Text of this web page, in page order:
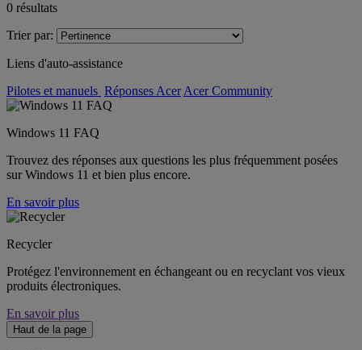
0 résultats
Trier par:
Liens d'auto-assistance
Pilotes et manuels Réponses Acer Acer Community
Windows 11 FAQ
Trouvez des réponses aux questions les plus fréquemment posées
sur Windows 11 et bien plus encore.
En savoir plus
Recycler
Protégez l'environnement en échangeant ou en recyclant vos vieux
produits électroniques.
En savoir plus
Haut de la page